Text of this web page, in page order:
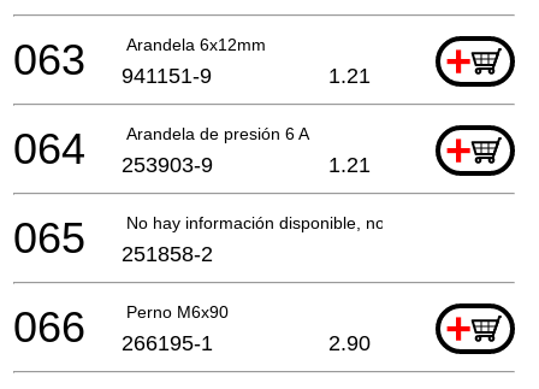
Arandela 6x12mm +
063 941151-9 1.21
Arandela de presión 6 A +
064 253903-9 1.21
No hay información disponible, no se puede pedir
065 251858-2
Perno M6x90 +
066 266195-1 2.90